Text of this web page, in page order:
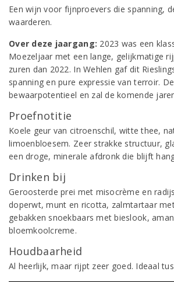
Een wijn voor fijnproevers die spanning,
waarderen.
Over deze jaargang: 2023 was een
Moezeljaar met een lange, gelijkmatige
zuren dan 2022. In Wehlen gaf dit
spanning en pure expressie van terroir.
bewaarpotentieel en zal de komende
Proefnotitie
Koele geur van citroenschil, witte thee,
limoenbloesem. Zeer strakke structuur,
een droge, minerale afdronk die blijft
Drinken bij
Geroosterde prei met misocrème en
doperwt, munt en ricotta, zalmtartaar
gebakken snoekbaars met bieslook,
bloemkoolcreme.
Houdbaarheid
Al heerlijk, maar rijpt zeer goed. Ideaal